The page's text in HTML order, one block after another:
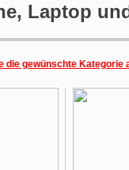
Laptop
die gewünschte Kategorie